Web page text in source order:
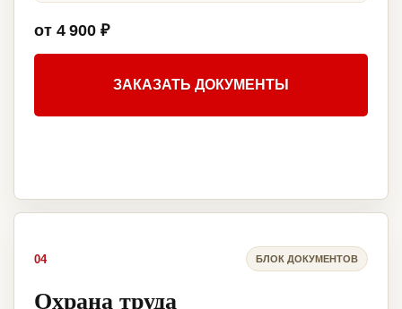
от 4 900 ₽
ЗАКАЗАТЬ ДОКУМЕНТЫ
04 БЛОК ДОКУМЕНТОВ
Охрана труда